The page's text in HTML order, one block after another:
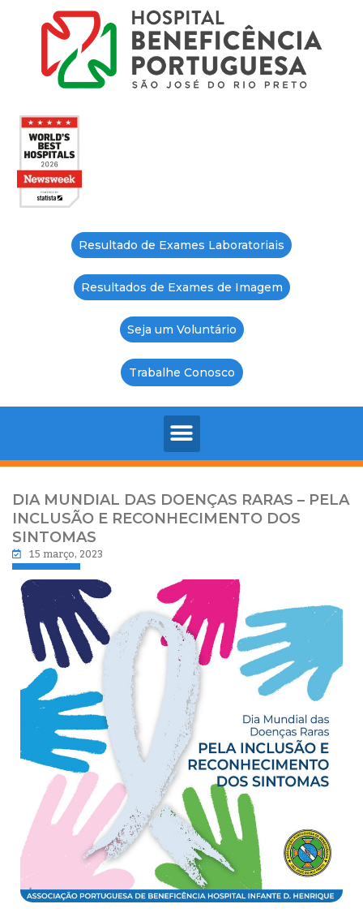
Resultado de Exames Laboratoriais
Resultados de Exames de Imagem
Seja um Voluntário
Trabalhe Conosco
DIA MUNDIAL DAS DOENÇAS RARAS – PELA
INCLUSÃO E RECONHECIMENTO DOS
SINTOMAS
15 março, 2023